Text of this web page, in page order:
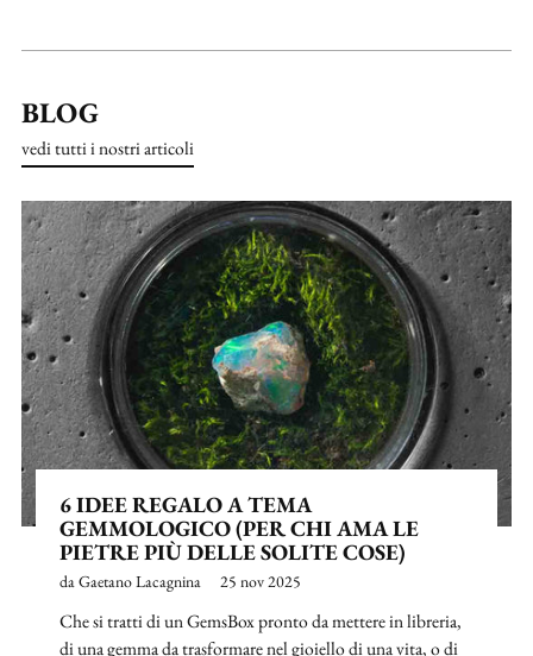
BLOG
vedi tutti i nostri articoli
6 IDEE REGALO A TEMA
GEMMOLOGICO (PER CHI AMA LE
PIETRE PIÙ DELLE SOLITE COSE)
da Gaetano Lacagnina 25 nov 2025
Che si tratti di un GemsBox pronto da mettere in libreria,
di una gemma da trasformare nel gioiello di una vita, o di